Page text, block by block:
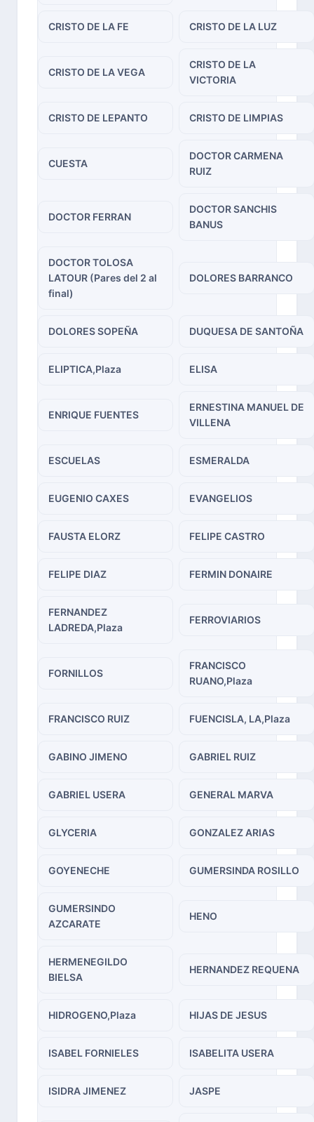
CRISTO DE LA FE CRISTO DE LA LUZ
CRISTO DE LA VEGA
CRISTO DE LA
VICTORIA
CRISTO DE LEPANTO CRISTO DE LIMPIAS
CUESTA
DOCTOR CARMENA
RUIZ
DOCTOR FERRAN
DOCTOR SANCHIS
BANUS
DOCTOR TOLOSA
LATOUR (Pares del 2 al
final)
DOLORES BARRANCO
DOLORES SOPEÑA DUQUESA DE SANTOÑA
ELIPTICA,Plaza ELISA
ENRIQUE FUENTES
ERNESTINA MANUEL DE
VILLENA
ESCUELAS ESMERALDA
EUGENIO CAXES EVANGELIOS
FAUSTA ELORZ FELIPE CASTRO
FELIPE DIAZ FERMIN DONAIRE
FERNANDEZ
LADREDA,Plaza
FERROVIARIOS
FORNILLOS
FRANCISCO
RUANO,Plaza
FRANCISCO RUIZ FUENCISLA, LA,Plaza
GABINO JIMENO GABRIEL RUIZ
GABRIEL USERA GENERAL MARVA
GLYCERIA GONZALEZ ARIAS
GOYENECHE GUMERSINDA ROSILLO
GUMERSINDO
AZCARATE
HENO
HERMENEGILDO
BIELSA
HERNANDEZ REQUENA
HIDROGENO,Plaza HIJAS DE JESUS
ISABEL FORNIELES ISABELITA USERA
ISIDRA JIMENEZ JASPE